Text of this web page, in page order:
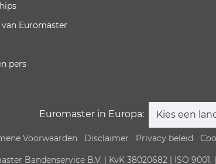
Euromaster
pers
Euromaster in Europa: Kies een
Voorwaarden Disclaimer Privacy beleid
Bandenservice B.V. | KvK 38020682 | ISO